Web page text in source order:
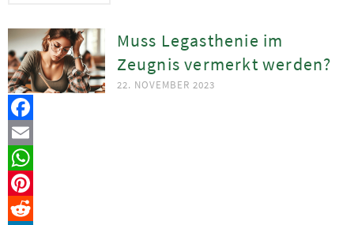
Muss Legasthenie im
Zeugnis vermerkt werden?
22. NOVEMBER 2023
Facebook
Email
WhatsApp
Pinterest